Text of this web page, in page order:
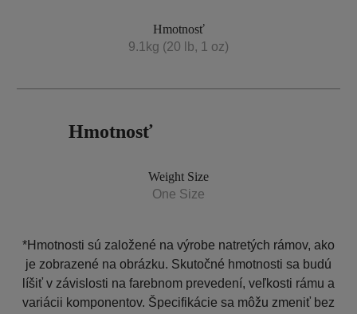
Hmotnosť
9.1kg (20 lb, 1 oz)
Hmotnosť
Weight Size
One Size
*Hmotnosti sú založené na výrobe natretých rámov, ako
je zobrazené na obrázku. Skutočné hmotnosti sa budú
líšiť v závislosti na farebnom prevedení, veľkosti rámu a
variácii komponentov. Špecifikácie sa môžu zmeniť bez